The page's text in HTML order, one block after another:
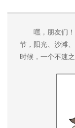
嘿，朋友们
节，阳光、沙滩
时候，一个不速